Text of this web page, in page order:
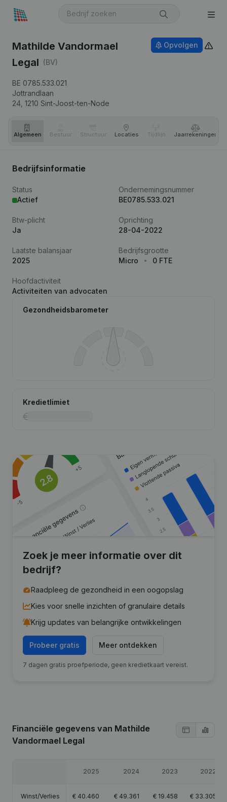
Mathilde Vandormael
Legal (BV)
BE 0785.533.021
Jottrandlaan
24, 1210 Sint-Joost-ten-Node
Opvolgen
Algemeen Bestuur Structuur Locaties Tijdlijn Jaar­rekeningen
Bedrijfsinformatie
Status
Actief
Ondernemingsnummer
BE0785.533.021
Btw-plicht
Ja
Oprichting
28-04-2022
Laatste balansjaar
2025
Bedrijfsgrootte
Micro
0 FTE
Hoofdactiviteit
Activiteiten van advocaten
Gezondheidsbarometer
Kredietlimiet
Zoek je meer informatie over dit
bedrijf?
Raadpleeg de gezondheid in een oogopslag
Kies voor snelle inzichten of granulaire details
Krijg updates van belangrijke ontwikkelingen
Probeer gratis Meer ontdekken
7 dagen gratis proefperiode, geen kredietkaart vereist.
Financiële gegevens van Mathilde
Vandormael Legal
2025 2024 2023 2022
Winst/Verlies € 40.460 € 49.361 € 19.458 € 33.305